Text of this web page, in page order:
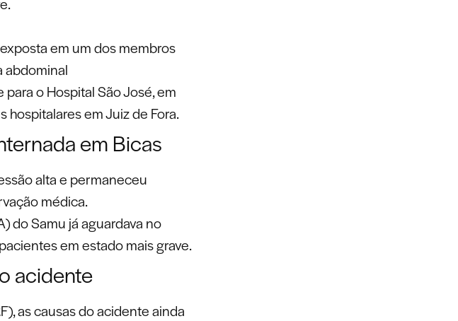
em um dos membros
abdominal
o Hospital São José, em
hospitalares em Juiz de Fora.
em Bicas
alta e permaneceu
médica.
do Samu já aguardava no
em estado mais grave.
acidente
as causas do acidente ainda